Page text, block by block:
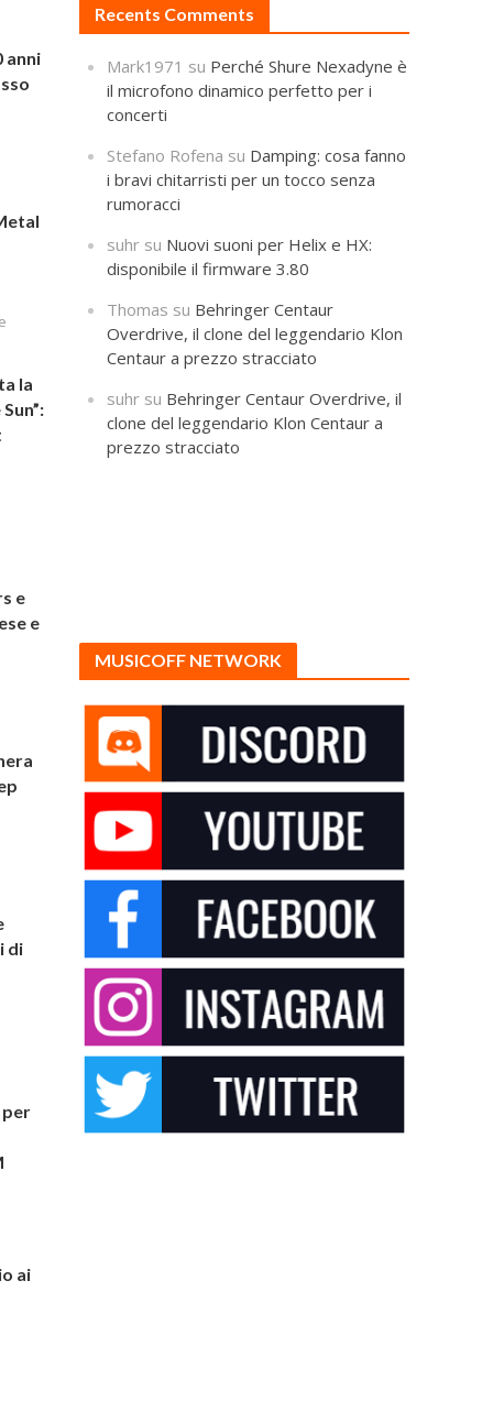
anni
la
e
e
di
per
ai
Recents Comments
Mark1971 su Perché Shure Nexadyne è
il microfono dinamico perfetto per i
concerti
Stefano Rofena su Damping: cosa fanno
i bravi chitarristi per un tocco senza
rumoracci
suhr su Nuovi suoni per Helix e HX:
disponibile il firmware 3.80
Thomas su Behringer Centaur
Overdrive, il clone del leggendario Klon
Centaur a prezzo stracciato
suhr su Behringer Centaur Overdrive, il
clone del leggendario Klon Centaur a
prezzo stracciato
MUSICOFF NETWORK